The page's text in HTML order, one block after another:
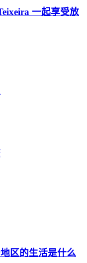
一起享受放
区的生活是什么